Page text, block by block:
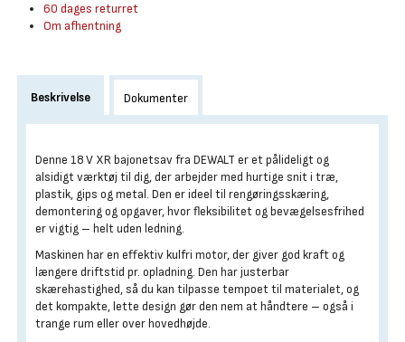
60 dages returret
Om afhentning
Beskrivelse Dokumenter
Denne 18 V XR bajonetsav fra DEWALT er et pålideligt og
alsidigt værktøj til dig, der arbejder med hurtige snit i træ,
plastik, gips og metal. Den er ideel til rengøringsskæring,
demontering og opgaver, hvor fleksibilitet og bevægelsesfrihed
er vigtig – helt uden ledning.
Maskinen har en effektiv kulfri motor, der giver god kraft og
længere driftstid pr. opladning. Den har justerbar
skærehastighed, så du kan tilpasse tempoet til materialet, og
det kompakte, lette design gør den nem at håndtere – også i
trange rum eller over hovedhøjde.